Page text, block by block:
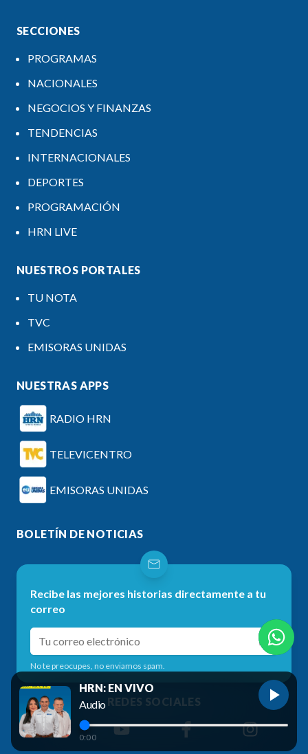
SECCIONES
PROGRAMAS
NACIONALES
NEGOCIOS Y FINANZAS
TENDENCIAS
INTERNACIONALES
DEPORTES
PROGRAMACIÓN
HRN LIVE
NUESTROS PORTALES
TU NOTA
TVC
EMISORAS UNIDAS
NUESTRAS APPS
RADIO HRN
TELEVICENTRO
EMISORAS UNIDAS
BOLETÍN DE NOTICIAS
Recibe las mejores historias directamente a tu
correo
No te preocupes, no enviamos spam.
REDES SOCIALES
HRN: EN VIVO
Audio
0:00